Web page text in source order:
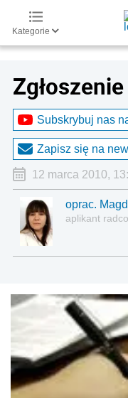
Kategorie
Subskrybuj nas
Zapisz się na
12 marca 2010,
oprac.
aplikant